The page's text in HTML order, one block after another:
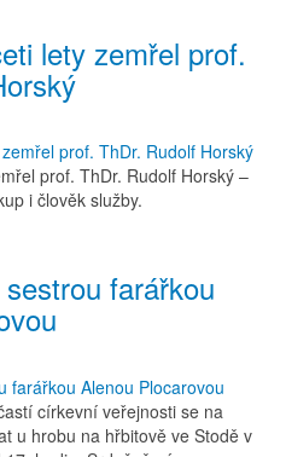
lety zemřel prof.
prof. ThDr. Rudolf Horský –
i člověk služby.
farářkou
církevní veřejnosti se na
u hrobu na hřbitově ve Stodě v